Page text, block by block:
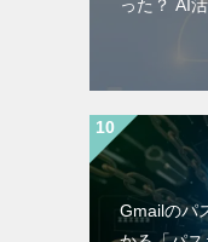
った？ AI
Gmailのパ